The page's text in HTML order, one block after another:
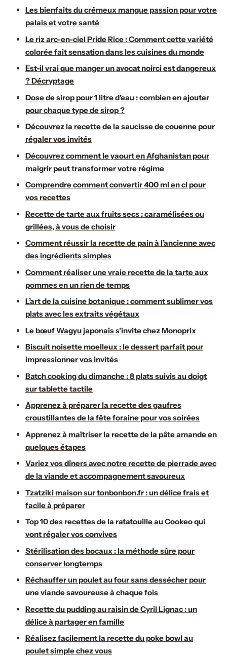
Les bienfaits du crémeux mangue passion pour votre
palais et votre santé
Le riz arc-en-ciel Pride Rice : Comment cette variété
colorée fait sensation dans les cuisines du monde
Est-il vrai que manger un avocat noirci est dangereux
? Décryptage
Dose de sirop pour 1 litre d’eau : combien en ajouter
pour chaque type de sirop ?
Découvrez la recette de la saucisse de couenne pour
régaler vos invités
Découvrez comment le yaourt en Afghanistan pour
maigrir peut transformer votre régime
Comprendre comment convertir 400 ml en cl pour
vos recettes
Recette de tarte aux fruits secs : caramélisées ou
grillées, à vous de choisir
Comment réussir la recette de pain à l’ancienne avec
des ingrédients simples
Comment réaliser une vraie recette de la tarte aux
pommes en un rien de temps
L’art de la cuisine botanique : comment sublimer vos
plats avec les extraits végétaux
Le bœuf Wagyu japonais s’invite chez Monoprix
Biscuit noisette moelleux : le dessert parfait pour
impressionner vos invités
Batch cooking du dimanche : 8 plats suivis au doigt
sur tablette tactile
Apprenez à préparer la recette des gaufres
croustillantes de la fête foraine pour vos soirées
Apprenez à maîtriser la recette de la pâte amande en
quelques étapes
Variez vos dîners avec notre recette de pierrade avec
de la viande et accompagnement savoureux
Tzatziki maison sur tonbonbon.fr : un délice frais et
facile à préparer
Top 10 des recettes de la ratatouille au Cookeo qui
vont régaler vos convives
Stérilisation des bocaux : la méthode sûre pour
conserver longtemps
Réchauffer un poulet au four sans dessécher pour
une viande savoureuse à chaque fois
Recette du pudding au raisin de Cyril Lignac : un
délice à partager en famille
Réalisez facilement la recette du poke bowl au
poulet simple chez vous